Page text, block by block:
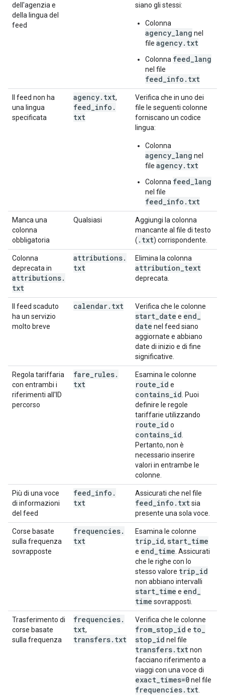
dell'agenzia e
della lingua del
feed
siano gli stessi:
Colonna
agency_lang nel
file agency.txt
Colonna feed_lang
nel file
feed_info.txt
Il feed non ha
una lingua
specificata
agency. txt,
feed info .
txt
Verifica che in uno dei
file le seguenti colonne
forniscano un codice
lingua:
Colonna
agency_lang nel
file agency.txt
Colonna feed_lang
nel file
feed_info.txt
Manca una
colonna
obbligatoria
Qualsiasi
Aggiungi la colonna
mancante al file di testo
( . txt) corrispondente.
Colonna
deprecata in
attributions.
txt
attributions.
txt
Elimina la colonna
attribution text
deprecata.
Il feed scaduto
ha un servizio
molto breve
calendar. txt Verifica che le colonne
start date e end
date nel feed siano
aggiornate e abbiano
date di inizio e di fine
significative.
Regola tariffaria
con entrambi i
riferimenti all'ID
percorso
fare rules.
txt
Esamina le colonne
route id e
contains id . Puoi
definire le regole
tariffarie utilizzando
route id o
contains id
Pertanto, non è
necessario inserire
valori in entrambe le
colonne.
Più di una voce
di informazioni
del feed
feed info .
txt
Assicurati che nel file
feed info . txtsia
presente una sola voce.
Corse basate
sulla frequenza
sovrapposte
frequencies.
txt
Esamina le colonne
trip id, start time
e end time . Assicurati
che le righe con lo
stesso valore trip id
non abbiano intervalli
start time e end
time sovrapposti.
Trasferimento di
corse basate
sulla frequenza
frequencies.
txt,
transfers. txt
Verifica che le colonne
from stop id e to
stop id nel file
transfers. txtnon
facciano riferimento a
viaggi con una voce di
exact times=0nel file
frequencies. txt